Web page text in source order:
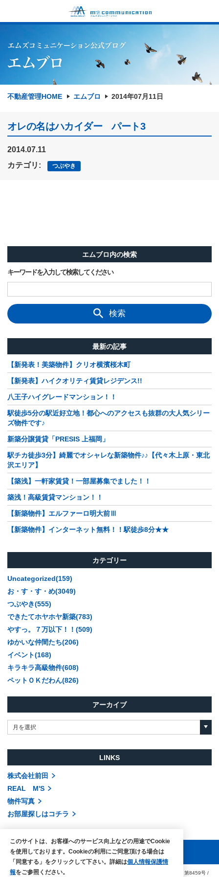
不動産管理HOME エムブロ 2014年07月11日
オレの名はハカイダー パート3
2014.07.11
カテゴリ:
つぶやき
エムブロ内の検索
キーワードを入力して検索してください
検索
最新の記事
【新発表！美築物件】クリオ横濱桜木町
【新発表】ハイクオリティ賃貸レジデンス!!
八王子ハイグレードマンション！！
駅徒歩5分の駅近好立地！都心へのアクセスも抜群の大人気シリー
ズ物件です♪
新築分譲賃貸「PRESIS 上福岡」
駅チカ徒歩3分】綺麗でオシャレな新築物件♪♪【代々木上原・東北
沢エリア】
【築浅】一軒家賃貸！一部屋募集でました！！
築浅！高級賃貸マンション！！
【新築物件】エルファーロ明大前Ⅲ
【新築物件】インターネット無料！！駅徒歩8分★★
カテゴリー
Uncategorized(159)
お・す・す・め(3049)
つぶやき(555)
できたてホヤホヤ新築(783)
やすっ。７万以下！！(509)
ゆかいな仲間たち(206)
イベント(168)
キラキラ高級物件(608)
ペットＯＫだわん(826)
アーカイブ
月を選択
LINKS
株式会社前田
REAL M'S
物件写真
お部屋探しはコチラ
COPYRIGHTS © MAEDA co.,ltd. ALL RIGHTS RESERVED. 国土交通大臣（3）第8459号 /
このサイトは、お客様へのサービス向上などの用途でCookie
を使用しております。Cookieの利用にご同意頂ける場合は
「同意する」をクリックして下さい。詳細は個人情報保護情
報をご参照ください。